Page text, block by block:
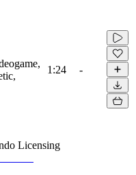
1:24 -
Licensing